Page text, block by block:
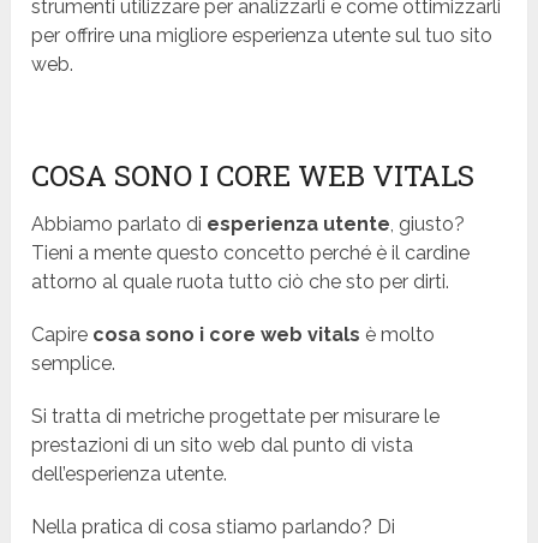
strumenti utilizzare per analizzarli e come ottimizzarli
per offrire una migliore esperienza utente sul tuo sito
web.
COSA SONO I CORE WEB VITALS
Abbiamo parlato di esperienza utente, giusto?
Tieni a mente questo concetto perché è il cardine
attorno al quale ruota tutto ciò che sto per dirti.
Capire cosa sono i core web vitals è molto
semplice.
Si tratta di metriche progettate per misurare le
prestazioni di un sito web dal punto di vista
dell’esperienza utente.
Nella pratica di cosa stiamo parlando? Di